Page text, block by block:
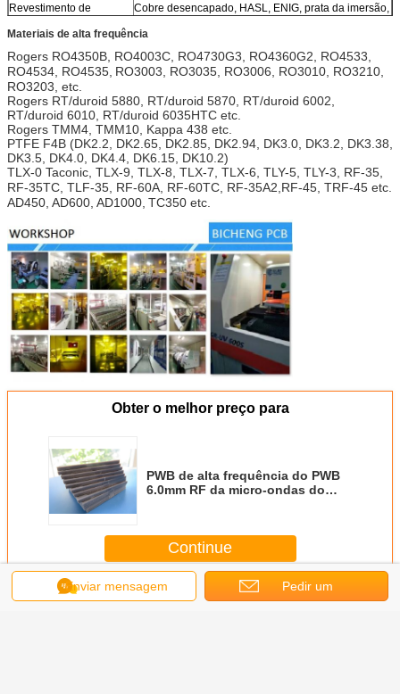
Revestimento de
Cobre desencapado, HASL, ENIG, prata da imersão,
Materiais de alta frequência
Rogers RO4350B, RO4003C, RO4730G3, RO4360G2, RO4533,
RO4534, RO4535, RO3003, RO3035, RO3006, RO3010, RO3210,
RO3203, etc.
Rogers RT/duroid 5880, RT/duroid 5870, RT/duroid 6002,
RT/duroid 6010, RT/duroid 6035HTC etc.
Rogers TMM4, TMM10, Kappa 438 etc.
PTFE F4B (DK2.2, DK2.65, DK2.85, DK2.94, DK3.0, DK3.2, DK3.38,
DK3.5, DK4.0, DK4.4, DK6.15, DK10.2)
TLX-0 Taconic, TLX-9, TLX-8, TLX-7, TLX-6, TLY-5, TLY-3, RF-35,
RF-35TC, TLF-35, RF-60A, RF-60TC, RF-35A2, RF-45, TRF-45 etc.
AD450, AD600, AD1000, TC350 etc.
Obter o melhor preço para
PWB de alta frequência do PWB
6.0mm RF da micro-ondas do
Continue
MaisPlaca do PWB de PTFE
Enviar mensagem Pedir um